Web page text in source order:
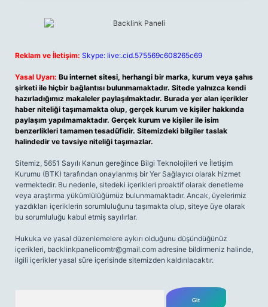
Reklam ve İletişim: Skype: live:.cid.575569c608265c69
Yasal Uyarı: Bu internet sitesi, herhangi bir marka, kurum veya şahıs
şirketi ile hiçbir bağlantısı bulunmamaktadır. Sitede yalnızca kendi
hazırladığımız makaleler paylaşılmaktadır. Burada yer alan içerikler
haber niteliği taşımamakta olup, gerçek kurum ve kişiler hakkında
paylaşım yapılmamaktadır. Gerçek kurum ve kişiler ile isim
benzerlikleri tamamen tesadüfidir. Sitemizdeki bilgiler taslak
halindedir ve tavsiye niteliği taşımazlar.
Sitemiz, 5651 Sayılı Kanun gereğince Bilgi Teknolojileri ve İletişim
Kurumu (BTK) tarafından onaylanmış bir Yer Sağlayıcı olarak hizmet
vermektedir. Bu nedenle, sitedeki içerikleri proaktif olarak denetleme
veya araştırma yükümlülüğümüz bulunmamaktadır. Ancak, üyelerimiz
yazdıkları içeriklerin sorumluluğunu taşımakta olup, siteye üye olarak
bu sorumluluğu kabul etmiş sayılırlar.
Hukuka ve yasal düzenlemelere aykırı olduğunu düşündüğünüz
içerikleri, backlinkpanelicomtr@gmail.com adresine bildirmeniz halinde,
ilgili içerikler yasal süre içerisinde sitemizden kaldırılacaktır.